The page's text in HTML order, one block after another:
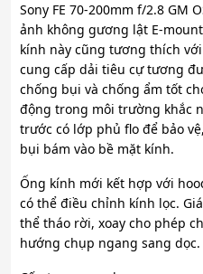
Sony FE 70-200mm f/2.8 GM
ảnh không gương lật E-
kính này cũng tương thích
cung cấp dải tiêu cự tương
chống bụi và chống ẩm tốt
động trong môi trường khắc
trước có lớp phủ flo để bảo
bụi bám vào bề mặt kính.
Ống kính mới kết hợp với
có thể điều chỉnh kính lọc.
thể tháo rời, xoay cho phép
hướng chụp ngang sang dọc.